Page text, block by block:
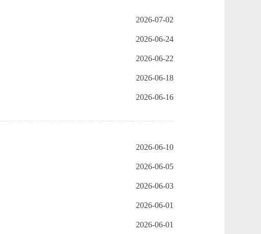
2026-07-02
2026-06-24
2026-06-22
2026-06-18
2026-06-16
2026-06-10
2026-06-05
2026-06-03
2026-06-01
2026-06-01